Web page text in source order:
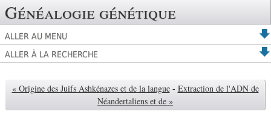
Généalogie génétique
ALLER AU MENU
ALLER À LA RECHERCHE
« Origine des Juifs Ashkénazes et de la langue - Extraction de l'ADN de
Néandertaliens et de »